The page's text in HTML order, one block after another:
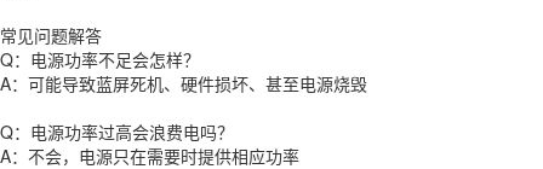
常见问题解答
Q：电源功率不足会怎样？
A：可能导致蓝屏死机、硬件损坏、甚至电源烧毁
Q：电源功率过高会浪费电吗？
A：不会，电源只在需要时提供相应功率